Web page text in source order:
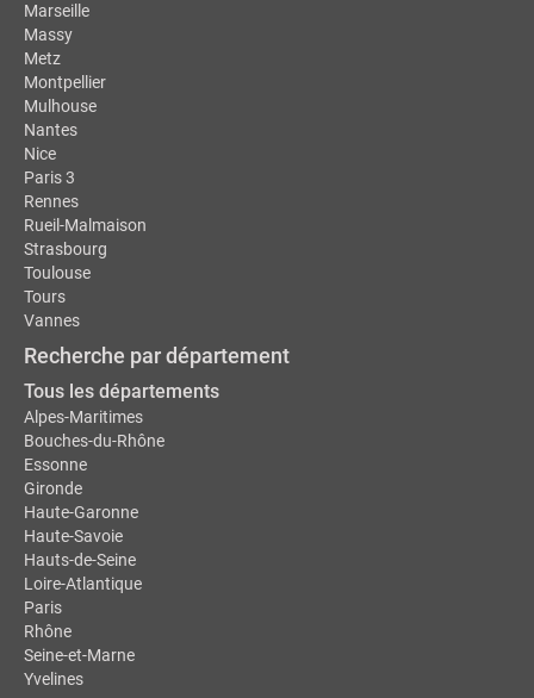
Marseille
Massy
Metz
Montpellier
Mulhouse
Nantes
Nice
Paris 3
Rennes
Rueil-Malmaison
Strasbourg
Toulouse
Tours
Vannes
Recherche par département
Tous les départements
Alpes-Maritimes
Bouches-du-Rhône
Essonne
Gironde
Haute-Garonne
Haute-Savoie
Hauts-de-Seine
Loire-Atlantique
Paris
Rhône
Seine-et-Marne
Yvelines